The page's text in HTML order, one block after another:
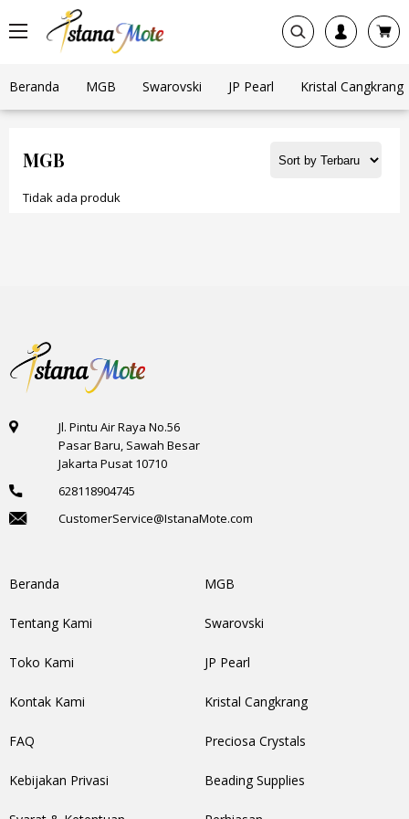
Beranda MGB Swarovski JP Pearl Kristal Cangkrang
MGB
Tidak ada produk
Jl. Pintu Air Raya No.56
Pasar Baru, Sawah Besar
Jakarta Pusat 10710
628118904745
CustomerService@IstanaMote.com
Beranda
Tentang Kami
Toko Kami
Kontak Kami
FAQ
Kebijakan Privasi
MGB
Swarovski
JP Pearl
Kristal Cangkrang
Preciosa Crystals
Beading Supplies